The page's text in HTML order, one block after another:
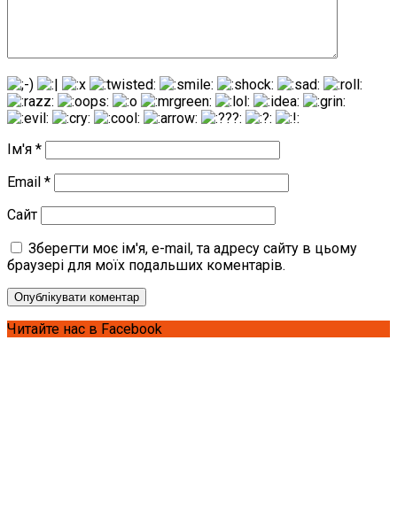
Ім'я *
Email *
Сайт
Зберегти моє ім'я, e-mail, та адресу сайту в цьому
браузері для моїх подальших коментарів.
Читайте нас в Facebook